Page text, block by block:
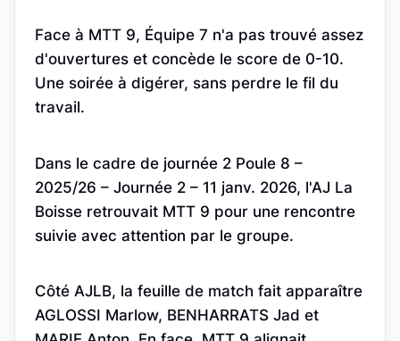
Face à MTT 9, Équipe 7 n'a pas trouvé assez
d'ouvertures et concède le score de 0-10.
Une soirée à digérer, sans perdre le fil du
travail.
Dans le cadre de journée 2 Poule 8 –
2025/26 – Journée 2 – 11 janv. 2026, l'AJ La
Boisse retrouvait MTT 9 pour une rencontre
suivie avec attention par le groupe.
Côté AJLB, la feuille de match fait apparaître
AGLOSSI Marlow, BENHARRATS Jad et